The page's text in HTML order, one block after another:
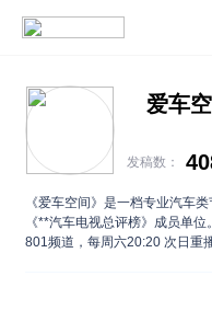
爱车
发稿数：
《爱车空间》是一档专业汽车
《**汽车电视总评榜》成员单
801频道，每周六20:20 次日重